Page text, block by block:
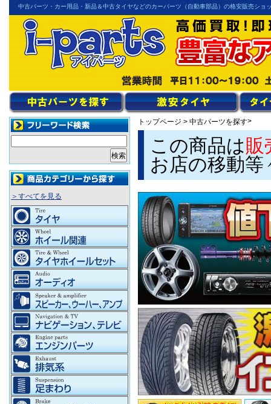
中古パーツ・カー用品・新品＆中古タイヤなどのカーパーツ（自動車部品）の格安販売ショ
トップページ > 中古パーツを探す>
この商品は販
お店の移動
＞すべてを見る